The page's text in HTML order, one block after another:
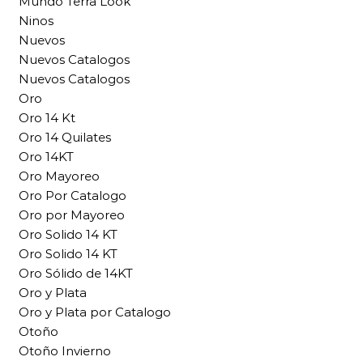
Ninos
Nuevos
Nuevos Catalogos
Nuevos Catalogos
Oro
Oro 14 Kt
Oro 14 Quilates
Oro 14KT
Oro Mayoreo
Oro Por Catalogo
Oro por Mayoreo
Oro Solido 14 KT
Oro Solido 14 KT
Oro Sólido de 14KT
Oro y Plata
Oro y Plata por Catalogo
Otoño
Otoño Invierno